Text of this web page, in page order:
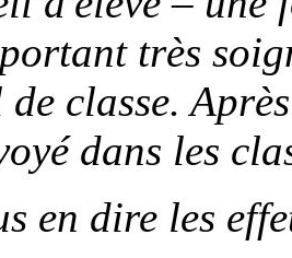
très
classe.
dans les
en dire les